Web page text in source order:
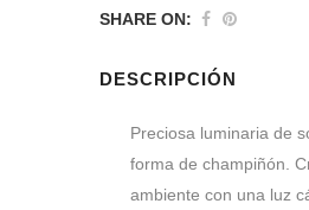
SHARE ON:
DESCRIPCIÓN
Preciosa luminaria de
forma de champiñón.
ambiente con una luz